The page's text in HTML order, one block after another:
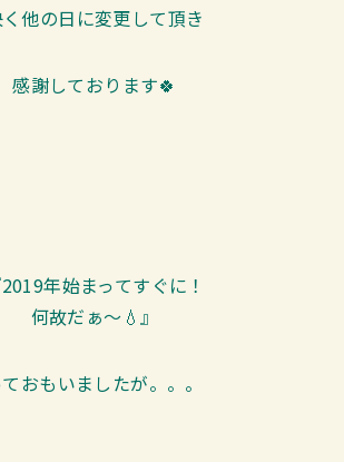
他の日に変更して頂き
感謝しております🍀
2019年始まってすぐに！
何故だぁ～💧』
ておもいましたが。。。